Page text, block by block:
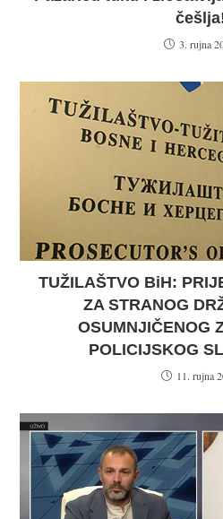
3. rujna
TUŽILAŠTVO BiH:
ZA STRANOG
OSUMNJIČENOG
POLICIJSKOG
11. rujna